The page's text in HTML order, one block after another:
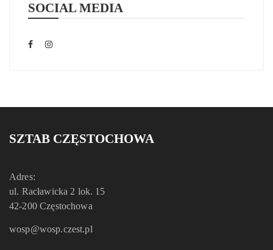
SOCIAL MEDIA
SZTAB CZĘSTOCHOWA
Adres:
ul. Racławicka 2 lok. 15
42-200 Częstochowa
wosp@wosp.czest.pl